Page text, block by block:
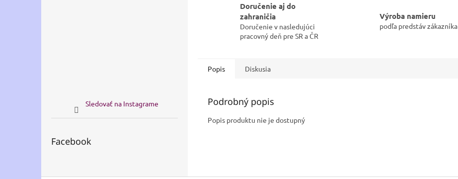
Sledovať na Instagrame
Facebook
Doručenie aj do
zahraničia
Doručenie v nasledujúci
pracovný deň pre SR a ČR
Výroba namieru
podľa predstáv zákazníka
Popis Diskusia
Podrobný popis
Popis produktu nie je dostupný